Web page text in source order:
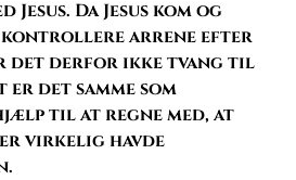
Da Jesus kom og
kontrollere arrene efter
det derfor ikke tvang til
det samme som
hjælp til at regne med, at
virkelig havde